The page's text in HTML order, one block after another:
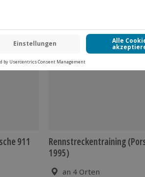
911
Rennstreckentraining
1995)
an 4 Orten